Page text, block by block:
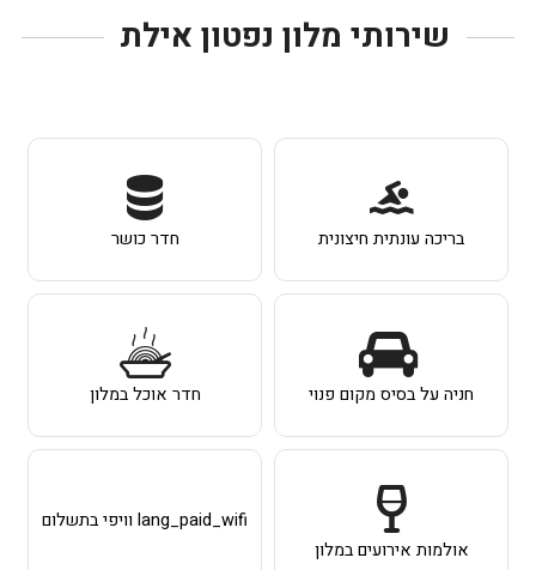
שירותי מלון נפטון אילת
בריכה עונתית חיצונית חדר כושר
חניה על בסיס מקום פנוי חדר אוכל במלון
אולמות אירועים במלון
lang_paid_wifi וויפי בתשלום